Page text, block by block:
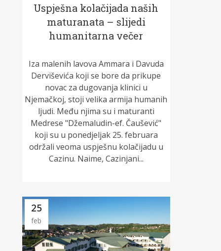
Uspješna kolačijada naših
maturanata – slijedi
humanitarna večer
Iza malenih lavova Ammara i Davuda
Derviševića koji se bore da prikupe
novac za dugovanja klinici u
Njemačkoj, stoji velika armija humanih
ljudi. Među njima su i maturanti
Medrese "Džemaludin-ef. Čaušević"
koji su u ponedjeljak 25. februara
održali veoma uspješnu kolačijadu u
Cazinu. Naime, Cazinjani...
25
feb